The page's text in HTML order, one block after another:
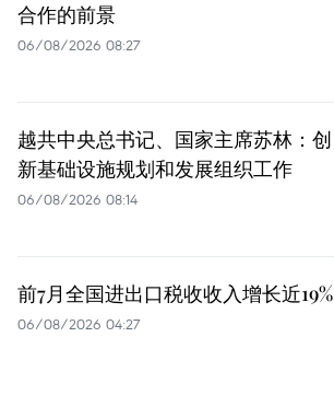
合作的前景
06/08/2026 08:27
越共中央总书记、国家主席苏林：创
新基础设施规划和发展组织工作
06/08/2026 08:14
前7月全国进出口税收收入增长近19%
06/08/2026 04:27